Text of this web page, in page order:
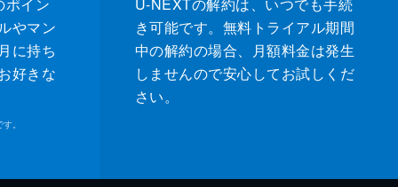
やマン
に持ち
好きな
。
き可能です。無料トライアル期間
中の解約の場合、月額料金は発生
しませんので安心してお試しくだ
さい。